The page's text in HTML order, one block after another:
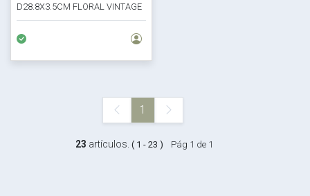
D28.8X3.5CM FLORAL VINTAGE
1
23 artículos. ( 1 - 23 ) Pág 1 de 1